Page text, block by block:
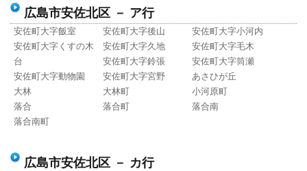
広島市安佐北区 － ア行
安佐町大字飯室 安佐町大字後山
安佐町大字小河内
安佐町大字くすの木
台
安佐町大字久地
安佐町大字毛木
安佐町大字鈴張
安佐町大字筒瀬
安佐町大字動物園
安佐町大字宮野
あさひが丘
大林
大林町
小河原町
落合
落合町
落合南
落合南町
広島市安佐北区 － カ行